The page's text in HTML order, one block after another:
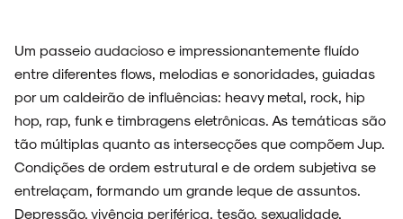
ARQUIVO
Um passeio audacioso e impressionantemente fluído
entre diferentes flows, melodias e sonoridades, guiadas
por um caldeirão de influências: heavy metal, rock, hip
hop, rap, funk e timbragens eletrônicas. As temáticas são
tão múltiplas quanto as intersecções que compõem Jup.
Condições de ordem estrutural e de ordem subjetiva se
entrelaçam, formando um grande leque de assuntos.
Depressão, vivência periférica, tesão, sexualidade,